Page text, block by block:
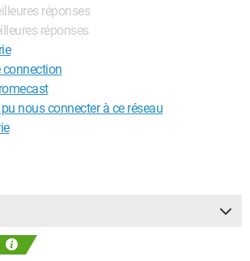
réponses
réponses
connection
nous connecter à ce réseau